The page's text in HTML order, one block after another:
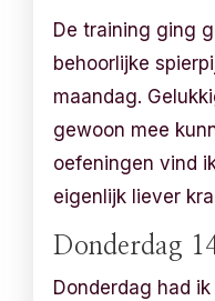
De training ging
behoorlijke
maandag.
gewoon mee
oefeningen vind
eigenlijk liever
Donderdag
Donderdag had